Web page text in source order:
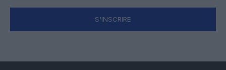
S'INSCRIRE